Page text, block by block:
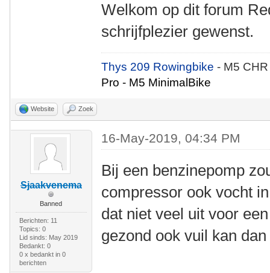
Welkom op dit forum
schrijfplezier gewenst.
Thys 209 Rowingbike- M5
Pro - M5 MinimalBike
Website Zoek
Sjaakvenema
Banned
Berichten: 11
Topics: 0
Lid sinds: May 2019
Bedankt: 0
0 x bedankt in 0
berichten
16-May-2019, 04:34 PM
Bij een benzinepomp
compressor ook vocht
dat niet veel uit voor
gezond ook vuil kan